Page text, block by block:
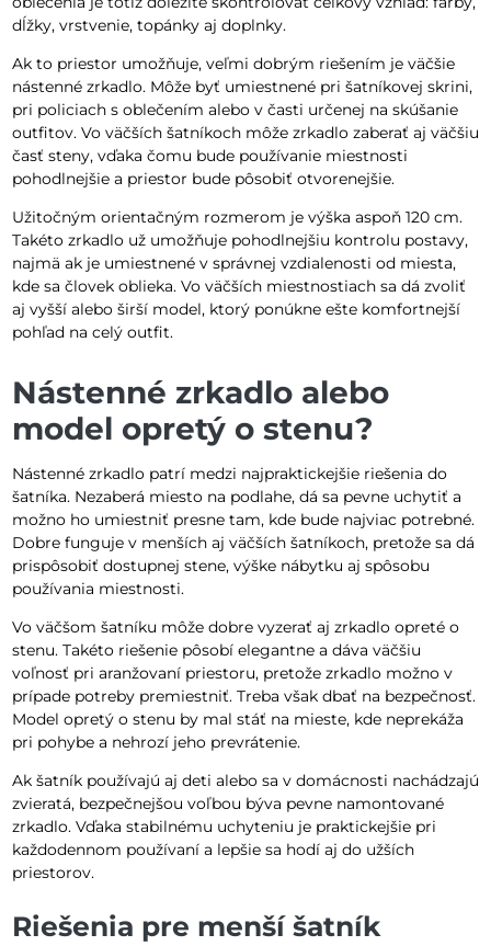
dĺžky, vrstvenie, topánky aj doplnky.
Ak to priestor umožňuje, veľmi dobrým riešením je väčšie
nástenné zrkadlo. Môže byť umiestnené pri šatníkovej skrini,
pri policiach s oblečením alebo v časti určenej na skúšanie
outfitov. Vo väčších šatníkoch môže zrkadlo zaberať aj väčšiu
časť steny, vďaka čomu bude používanie miestnosti
pohodlnejšie a priestor bude pôsobiť otvorenejšie.
Užitočným orientačným rozmerom je výška aspoň 120 cm.
Takéto zrkadlo už umožňuje pohodlnejšiu kontrolu postavy,
najmä ak je umiestnené v správnej vzdialenosti od miesta,
kde sa človek oblieka. Vo väčších miestnostiach sa dá zvoliť
aj vyšší alebo širší model, ktorý ponúkne ešte komfortnejší
pohľad na celý outfit.
Nástenné zrkadlo alebo
model opretý o stenu?
Nástenné zrkadlo patrí medzi najpraktickejšie riešenia do
šatníka. Nezaberá miesto na podlahe, dá sa pevne uchytiť a
možno ho umiestniť presne tam, kde bude najviac potrebné.
Dobre funguje v menších aj väčších šatníkoch, pretože sa dá
prispôsobiť dostupnej stene, výške nábytku aj spôsobu
používania miestnosti.
Vo väčšom šatníku môže dobre vyzerať aj zrkadlo opreté o
stenu. Takéto riešenie pôsobí elegantne a dáva väčšiu
voľnosť pri aranžovaní priestoru, pretože zrkadlo možno v
prípade potreby premiestniť. Treba však dbať na bezpečnosť.
Model opretý o stenu by mal stáť na mieste, kde neprekáža
pri pohybe a nehrozí jeho prevrátenie.
Ak šatník používajú aj deti alebo sa v domácnosti nachádzajú
zvieratá, bezpečnejšou voľbou býva pevne namontované
zrkadlo. Vďaka stabilnému uchyteniu je praktickejšie pri
každodennom používaní a lepšie sa hodí aj do užších
priestorov.
Riešenia pre menší šatník